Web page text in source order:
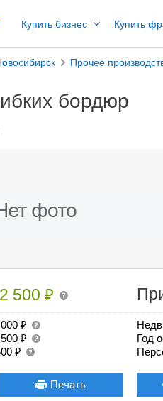
Купить бизнес Купить
Прочее
бордюр
500₽
000₽
500₽
₽
Год
Печать